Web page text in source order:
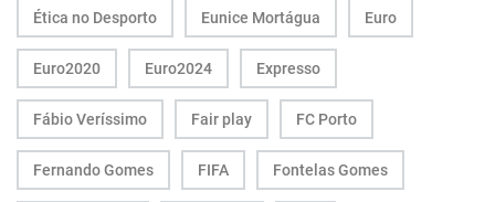
Ética no Desporto Eunice Mortágua Euro
Euro2020 Euro2024 Expresso
Fábio Veríssimo Fair play FC Porto
Fernando Gomes FIFA Fontelas Gomes